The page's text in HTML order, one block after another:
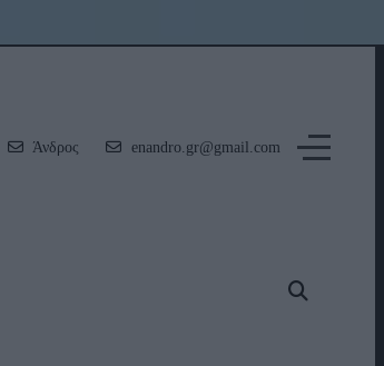
Άνδρος enandro.gr@gmail.com